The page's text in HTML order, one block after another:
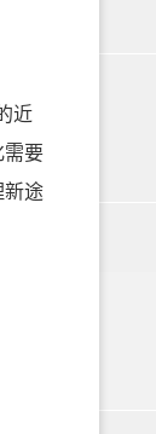
近
需要
新途